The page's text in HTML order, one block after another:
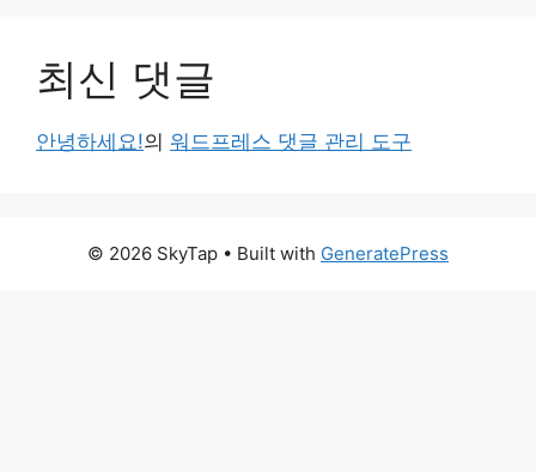
최신 댓글
안녕하세요!의 워드프레스 댓글 관리 도구
© 2026 SkyTap • Built with GeneratePress